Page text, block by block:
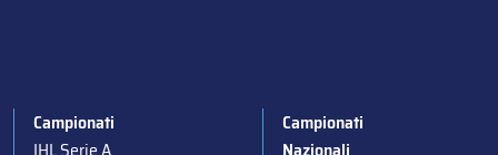
Campionati
Campionati